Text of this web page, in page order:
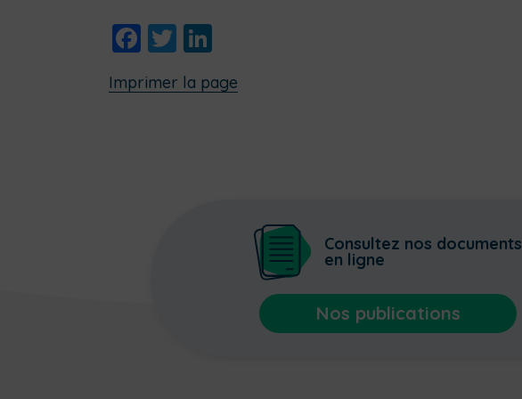
Facebook
Twitter
Imprimer la page
Consultez nos documents
en ligne
Nos publications